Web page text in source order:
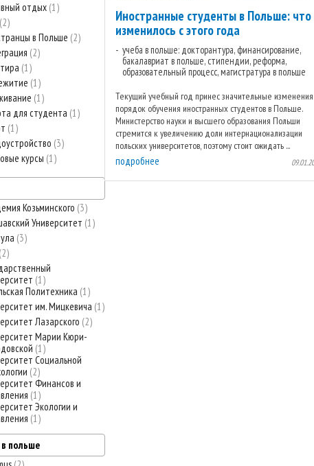
отдых 1
2
в Польше 2
2
1
1
1
для студента 1
1
3
курсы 1
Козьминского 3
Университет 1
3
2
1
Политехника 1
им. Мицкевича 1
Лазарского 2
Марии Кюри-
1
Социальной
2
Финансов и
1
Экологии и
1
польше
Иностранные студенты в Польше: что
изменилось с этого года
учеба в польше: докторантура, финансирование,
бакалавриат в польше, стипендии, реформа,
образовательный процесс, магистратура в польше
Текущий учебный год принес значительные
порядок обучения иностранных студентов в Польше.
Министерство науки и высшего образования Польши
стремится к увеличению доли интернационализации
польских университетов, поэтому стоит ожидать ...
подробнее